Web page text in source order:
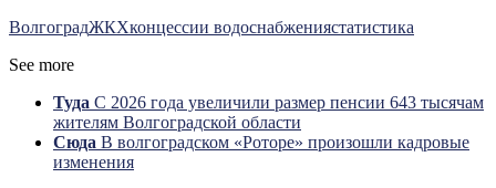
ВолгоградЖКХконцессии водоснабжениястатистика
See more
Туда С 2026 года увеличили размер пенсии 643 тысячам
жителям Волгоградской области
Сюда В волгоградском «Роторе» произошли кадровые
изменения